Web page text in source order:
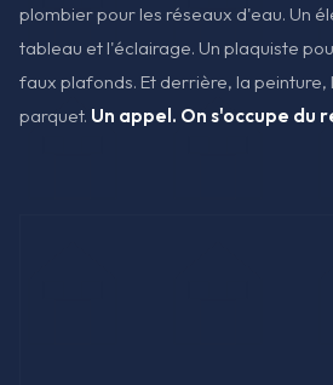
plombier pour les réseaux d'eau. Un
tableau et l'éclairage. Un plaquiste
faux plafonds. Et derrière, la peinture,
parquet. Un appel. On s'occupe du